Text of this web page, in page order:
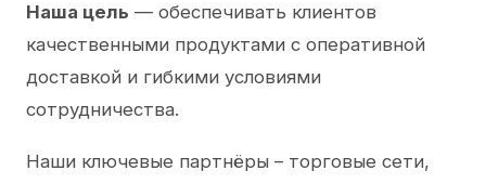
Наша цель — обеспечивать клиентов
качественными продуктами с оперативной
доставкой и гибкими условиями
сотрудничества.
Наши ключевые партнёры – торговые сети,